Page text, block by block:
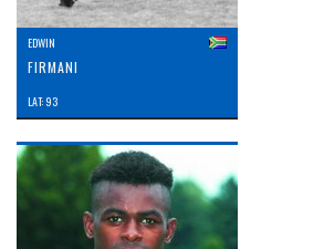
EDWIN
FIRMANI
LAT: 93